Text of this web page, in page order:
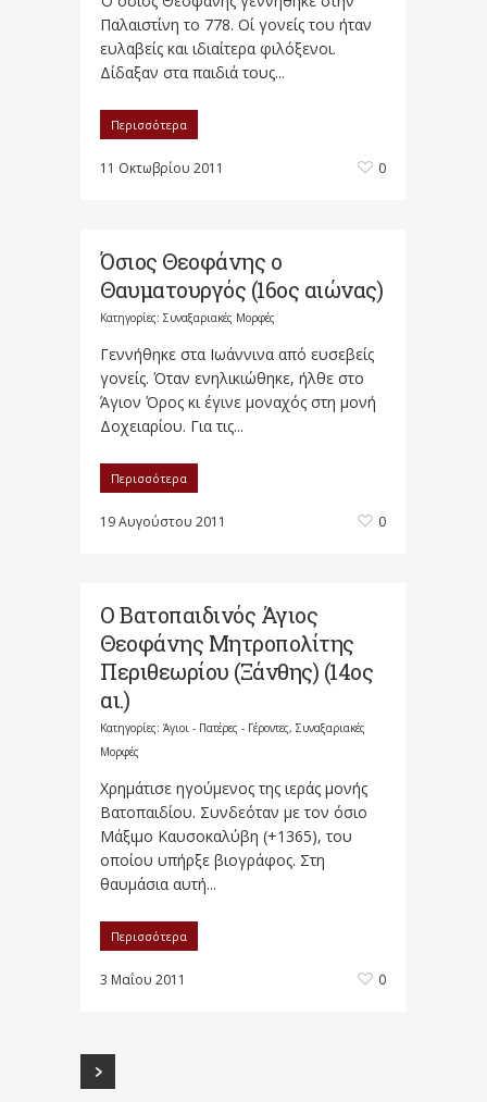
Παλαιστίνη το 778. Οί γονείς του ήταν
ευλαβείς και ιδιαίτερα φιλόξενοι.
Δίδαξαν στα παιδιά τους...
Περισσότερα
11 Οκτωβρίου 2011 0
Όσιος Θεοφάνης ο
Θαυματουργός (16ος αιώνας)
Κατηγορίες: Συναξαριακές Μορφές
Γεννήθηκε στα Ιωάννινα από ευσεβείς
γονείς. Όταν ενηλικιώθηκε, ήλθε στο
Άγιον Όρος κι έγινε μοναχός στη μονή
Δοχειαρίου. Για τις...
Περισσότερα
19 Αυγούστου 2011 0
Ο Βατοπαιδινός Άγιος
Θεοφάνης Μητροπολίτης
Περιθεωρίου (Ξάνθης) (14ος
αι.)
Κατηγορίες: Άγιοι - Πατέρες - Γέροντες, Συναξαριακές
Μορφές
Χρημάτισε ηγούμενος της ιεράς μονής
Βατοπαιδίου. Συνδεόταν με τον όσιο
Μάξιμο Καυσοκαλύβη (+1365), του
οποίου υπήρξε βιογράφος. Στη
θαυμάσια αυτή...
Περισσότερα
3 Μαΐου 2011 0